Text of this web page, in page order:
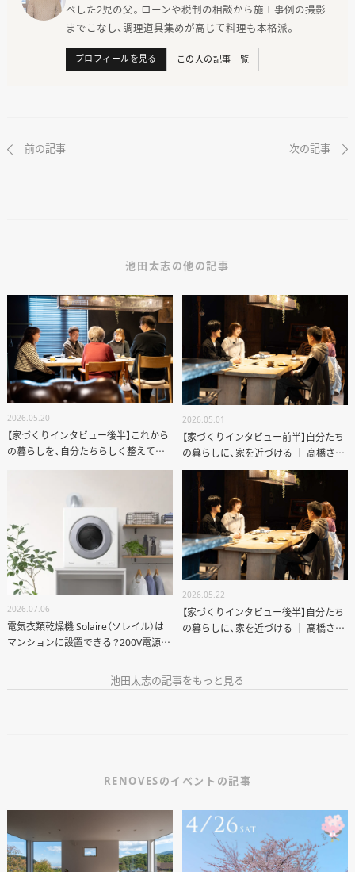
ベした2児の父。ローンや税制の相談から施工事例の撮影
までこなし、調理道具集めが高じて料理も本格派。
プロフィールを見る この人の記事一覧
前の記事 次の記事
池田太志の他の記事
2026.05.20
【家づくりインタビュー後半】これから
の暮らしを、自分たちらしく整えてい
2026.05.01
【家づくりインタビュー前半】自分たち
の暮らしに、家を近づける ｜ 高橋さん
ご夫妻のリノベーション
2026.07.06
電気衣類乾燥機 Solaire（ソレイル）は
マンションに設置できる？200V電源・
2026.05.22
【家づくりインタビュー後半】自分たち
の暮らしに、家を近づける ｜ 高橋さん
池田太志の記事をもっと見る
RENOVESのイベントの記事